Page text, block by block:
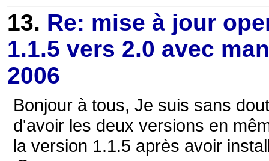
13. Re: mise à jour
1.1.5 vers 2.0 avec
2006
Bonjour à tous, Je suis sans
d'avoir les deux versions en
la version 1.1.5 après avoir